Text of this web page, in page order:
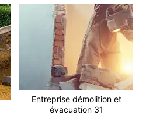
Entreprise démolition et
évacuation 31